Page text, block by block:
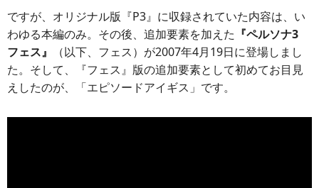
ですが、オリジナル版『P3』に収録されていた内容は、い
わゆる本編のみ。その後、追加要素を加えた 『ペルソナ3
フェス』
（以下、フェス）が2007年4月19日に登場しまし
た。そして、『フェス』版の追加要素として初めてお目見
えしたのが、「エピソードアイギス」です。